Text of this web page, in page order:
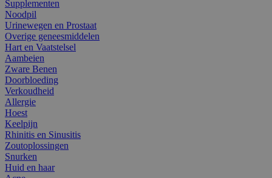
Supplementen
Noodpil
Urinewegen en Prostaat
Overige geneesmiddelen
Hart en Vaatstelsel
Aambeien
Zware Benen
Doorbloeding
Verkoudheid
Allergie
Hoest
Keelpijn
Rhinitis en Sinusitis
Zoutoplossingen
Snurken
Huid en haar